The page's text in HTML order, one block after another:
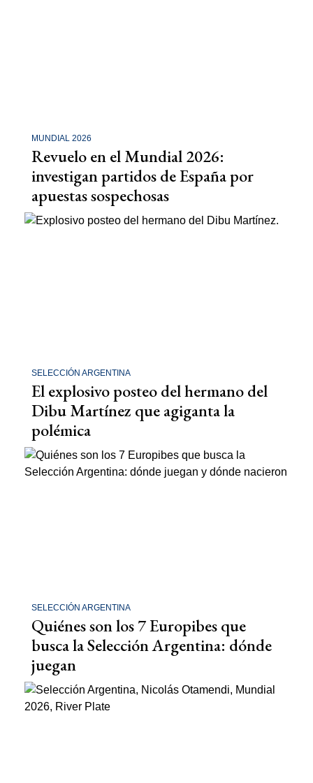
MUNDIAL 2026
Revuelo en el Mundial 2026:
investigan partidos de España por
apuestas sospechosas
SELECCIÓN ARGENTINA
El explosivo posteo del hermano del
Dibu Martínez que agiganta la
polémica
SELECCIÓN ARGENTINA
Quiénes son los 7 Europibes que
busca la Selección Argentina: dónde
juegan